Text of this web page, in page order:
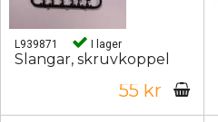
L939871 I lager
Slangar, skruvkoppel
55 kr